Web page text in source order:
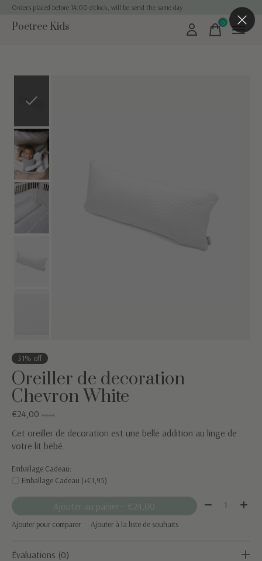
Orders placed before 14:00 o'clock, will be send the same day
Poetree Kids 0items
31% off
Oreiller de decoration
Chevron White
€24,00 €34,95
Cet oreiller de decoration est une belle addition au linge de
votre lit bébé.
Emballage Cadeau:
Emballage Cadeau (+€1,95)
Ajouter au panier — €24,00 Quantité:
Ajouter pour comparer Ajouter à la liste de souhaits
Évaluations (0)